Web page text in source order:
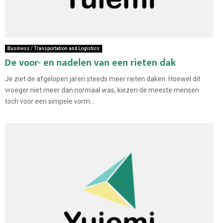
Business / Transportation and Logistics
De voor- en nadelen van een rieten dak
Je ziet de afgelopen jaren steeds meer rieten daken. Hoewel dit
vroeger niet meer dan normaal was, kiezen de meeste mensen
toch voor een simpele vorm...